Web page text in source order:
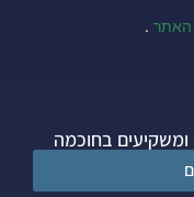
האתר .
בחוכמה